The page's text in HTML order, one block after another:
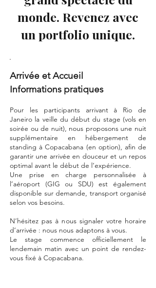
monde. Revenez avec
un portfolio unique.
Arrivée et Accueil
Informations pratiques
Pour les participants arrivant à Rio de
Janeiro la veille du début du stage (vols en
soirée ou de nuit), nous proposons une nuit
supplémentaire en hébergement de
standing à Copacabana (en option), afin de
garantir une arrivée en douceur et un repos
optimal avant le début de l’expérience.
Une prise en charge personnalisée à
l’aéroport (GIG ou SDU) est également
disponible sur demande, transport organisé
selon vos besoins.
N’hésitez pas à nous signaler votre horaire
d’arrivée : nous nous adaptons à vous.
Le stage commence officiellement le
lendemain matin avec un point de rendez-
vous fixé à Copacabana.